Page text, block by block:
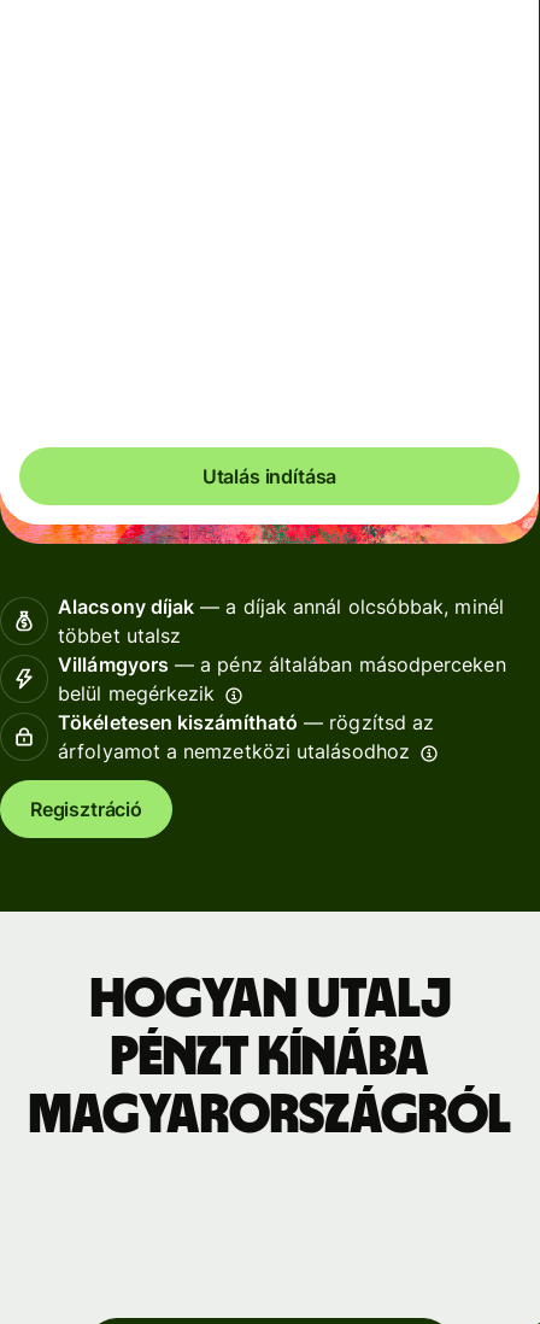
Utalás indítása
Alacsony díjak — a díjak annál olcsóbbak, minél
többet utalsz
Villámgyors — a pénz általában másodperceken
belül megérkezik
Tökéletesen kiszámítható — rögzítsd az
árfolyamot a nemzetközi utalásodhoz
Regisztráció
Hogyan utalj
pénzt Kínába
Magyarországról